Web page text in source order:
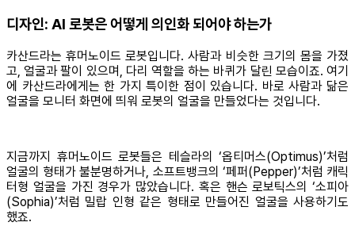
디자인: AI 로봇은 어떻게 의인화 되어야 하는가
카산드라는 휴머노이드 로봇입니다. 사람과 비슷한 크기의 몸을 가졌
고, 얼굴과 팔이 있으며, 다리 역할을 하는 바퀴가 달린 모습이죠. 여기
에 카산드라에게는 한 가지 특이한 점이 있습니다. 바로 사람과 닮은
얼굴을 모니터 화면에 띄워 로봇의 얼굴을 만들었다는 것입니다.
지금까지 휴머노이드 로봇들은 테슬라의 ‘옵티머스(Optimus)’처럼
얼굴의 형태가 불분명하거나, 소프트뱅크의 ‘페퍼(Pepper)’처럼 캐릭
터형 얼굴을 가진 경우가 많았습니다. 혹은 핸슨 로보틱스의 ‘소피아
(Sophia)’처럼 밀랍 인형 같은 형태로 만들어진 얼굴을 사용하기도
했죠.